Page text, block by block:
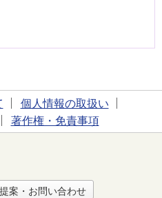
個人情報の取扱い
著作権・免責事項
案・お問い合わせ